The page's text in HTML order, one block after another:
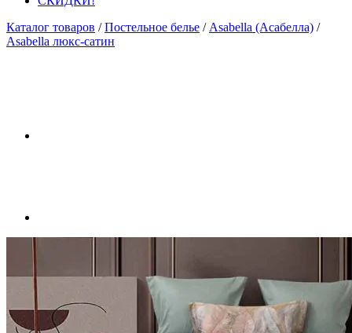
Каталог товаров / Постельное белье / Asabella (Асабелла) /
Asabella люкс-сатин